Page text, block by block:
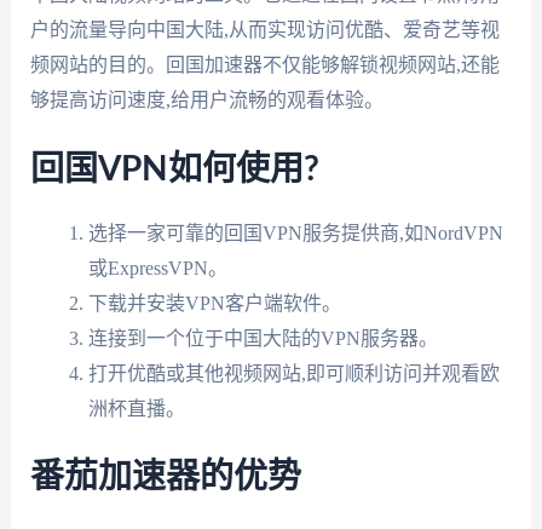
户的流量导向中国大陆,从而实现访问优酷、爱奇艺等视
频网站的目的。回国加速器不仅能够解锁视频网站,还能
够提高访问速度,给用户流畅的观看体验。
回国VPN如何使用?
选择一家可靠的回国VPN服务提供商,如NordVPN
或ExpressVPN。
下载并安装VPN客户端软件。
连接到一个位于中国大陆的VPN服务器。
打开优酷或其他视频网站,即可顺利访问并观看欧
洲杯直播。
番茄加速器的优势